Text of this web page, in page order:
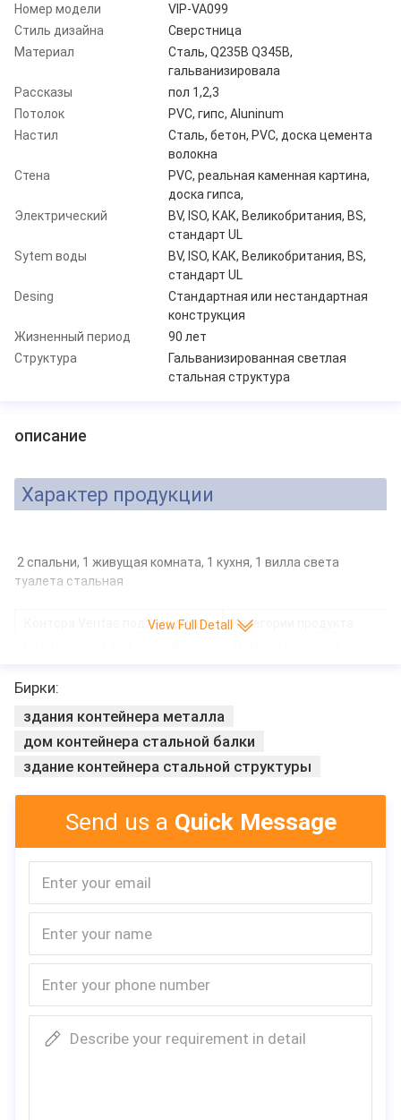
Номер модели
VIP-VA099
Стиль дизайна
Сверстница
Материал
Сталь, Q235B Q345B,
гальванизировала
Рассказы
пол 1,2,3
Потолок
PVC, гипс, Aluninum
Настил
Сталь, бетон, PVC, доска цемента
волокна
Стена
PVC, реальная каменная картина,
доска гипса,
Электрический
BV, ISO, КАК, Великобритания, BS,
стандарт UL
Sytem воды
BV, ISO, КАК, Великобритания, BS,
стандарт UL
Desing
Стандартная или нестандартная
конструкция
Жизненный период
90 лет
Структура
Гальванизированная светлая
стальная структура
описание
Характер продукции
2 спальни, 1 живущая комната, 1 кухня, 1 вилла света
туалета стальная
Контора Veritas подтвердила
Категории продукта
стальная полуфабрикат
View Full Detall
Бирки:
здания контейнера металла
дом контейнера стальной балки
здание контейнера стальной структуры
Send us a Quick Message
Describe your requirement in detail